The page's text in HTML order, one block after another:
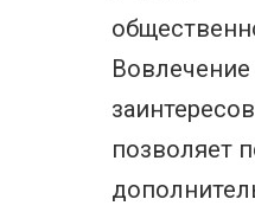
позволяет